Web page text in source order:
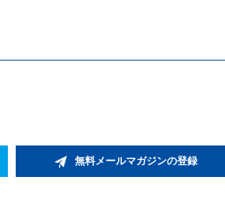
無料メールマガジンの登録